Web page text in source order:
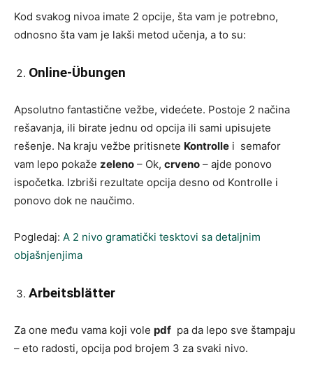
Kod svakog nivoa imate 2 opcije, šta vam je potrebno,
odnosno šta vam je lakši metod učenja, a to su:
Online-Übungen
Apsolutno fantastične vežbe, videćete. Postoje 2 načina
rešavanja, ili birate jednu od opcija ili sami upisujete
rešenje. Na kraju vežbe pritisnete Kontrolle i semafor
vam lepo pokaže zeleno – Ok, crveno – ajde ponovo
ispočetka. Izbriši rezultate opcija desno od Kontrolle i
ponovo dok ne naučimo.
Pogledaj: A 2 nivo gramatički tesktovi sa detaljnim
objašnjenjima
Arbeitsblätter
Za one među vama koji vole pdf pa da lepo sve štampaju
– eto radosti, opcija pod brojem 3 za svaki nivo.